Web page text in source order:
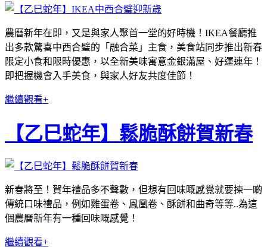
農曆新年在即，又是與家人聚首一堂的好時機！IKEA餐廳推
出多款驚喜中西合璧的「融合菜」主食，美食站同步推出新春
限定小食和限時優惠，以全新美味寓意金銀滿屋、好運連年！
即把握機會入手美食，與家人好友共度佳節！
繼續觀看+
【乙巳蛇年】鬆脆酥餅賀新春
新春將至！賀年禮品多不聲數，但想有回味嘅感覺就要揀一啲
傳統口味禮品，例如雞蛋卷、鳳凰卷、酥餅和曲奇等等..為這
個農曆新年有一種回味嘅感覺！
繼續觀看+